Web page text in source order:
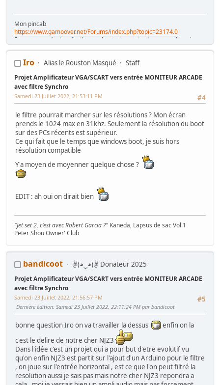
Mon pincab
https://www.gamoover.net/Forums/index.php?topic=23174.0
Excusez mes fautes d'orthographe , je tape vite et ne me relis qu'en
diagonale , mais j'espère ne pas être le pire
Iro Alias le Rouston Masqué Staff
Projet Amplificateur VGA/SCART vers entrée MONITEUR ARCADE
avec filtre Synchro
#4
Samedi 23 Juillet 2022, 21:53:11 PM
le filtre pourrait marcher sur les résolutions ? Mon écran
prends le 1024 max en 31khz. Seulement la résolution du boot
sur des PCs récents est supérieur.
Ce qui fait que le temps que windows boot, je suis hors
résolution compatible
Y'a moyen de moyenner quelque chose ?
EDIT : ah oui on dirait bien
"Jet set 2, c'est avec Robert Garcia ?" Kaneda, Lapsus de sac Vol.1
Peter Shou Owner' Club
WIPs :Naomi-SEGA Rally-AB Cop-Lethal Enforcers-COMPUMI-
Ma collec' de panels
LES TUTOS DE GAMO
bandicoot ✌(◕‿◕)✌ Donateur 2025
Projet Amplificateur VGA/SCART vers entrée MONITEUR ARCADE
avec filtre Synchro
#5
Samedi 23 Juillet 2022, 21:56:57 PM
Dernière édition: Samedi 23 Juillet 2022, 22:11:24 PM par bandicoot
bonne question Iro on va travailler la dessus
enfin on la
c'est le delire de notre cher NJZ3
Dans l'idée c'est un projet qui a pour but d'etre evolutif vu
qu'on enfin NJZ3 est partit sur l'ajout d'un Arduino pour le filtre
, on joue sur l'entrée horizontal , est ce que l'on peut filtré la
resolution aussi je sais pas mais notre cher NJZ3 repondra a